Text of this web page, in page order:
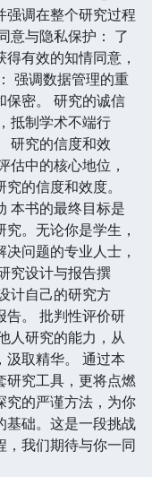
强调在整个研究过程
意与隐私保护： 了
有效的知情同意，
强调数据管理的重
保密。 研究的诚信
抵制学术不端行
研究的信度和效
估中的核心地位，
的信度和效度。
本书的最终目标是
。无论你是学生，
问题的专业人士，
究设计与报告撰
计自己的研究方
告。 批判性评价研
人研究的能力，从
汲取精华。 通过本
研究工具，更将点燃
究的严谨方法，为你
基础。这是一段挑战
，我们期待与你一同